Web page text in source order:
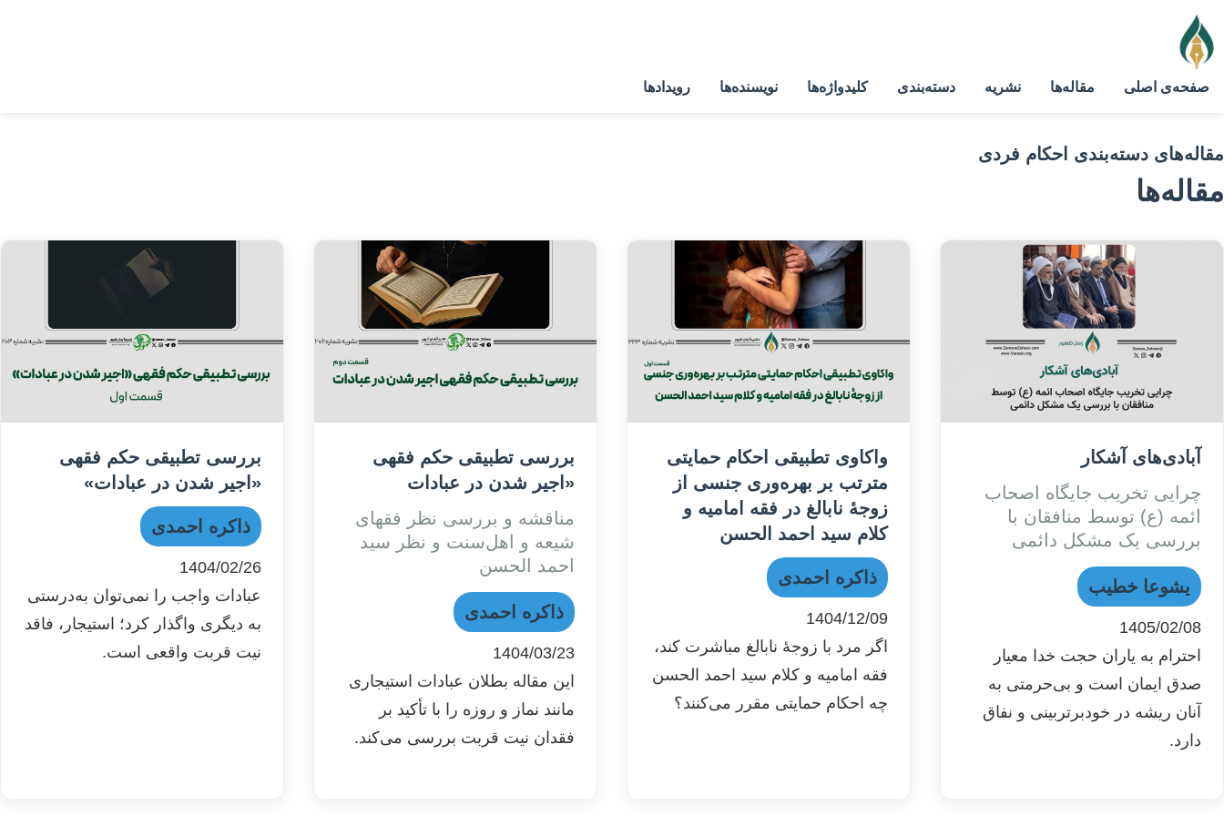
صفحه‌ی اصلی مقاله‌ها نشریه دسته‌بندی کلیدواژه‌ها نویسنده‌ها رویدادها
مقاله‌های دسته‌بندی احکام فردی
مقاله‌ها
آبادی‌های آشکار
چرایی تخریب جایگاه اصحاب
ائمه (ع) توسط منافقان با
بررسی یک مشکل دائمی
یشوعا خطیب
1405/02/08
احترام به یاران حجت خدا معیار
صدق ایمان است و بی‌حرمتی به
آنان ریشه در خودبرتربینی و نفاق
دارد.
واکاوی تطبیقی احکام حمایتی
مترتب بر بهره‌وری جنسی از
زوجۀ نابالغ در فقه امامیه و
کلام سید احمد الحسن
ذاکره احمدی
1404/12/09
اگر مرد با زوجۀ نابالغ مباشرت کند،
فقه امامیه و کلام سید احمد الحسن
چه احکام حمایتی مقرر می‌کنند؟
بررسی تطبیقی حکم فقهی
«اجیر شدن در عبادات
مناقشه و بررسی نظر فقهای
شیعه و اهل‌سنت و نظر سید
احمد الحسن
ذاکره احمدی
1404/03/23
این مقاله بطلان عبادات استیجاری
مانند نماز و روزه را با تأکید بر
فقدان نیت قربت بررسی می‌کند.
بررسی تطبیقی حکم فقهی
«اجیر شدن در عبادات»
ذاکره احمدی
1404/02/26
عبادات واجب را نمی‌توان به‌درستی
به دیگری واگذار کرد؛ استیجار، فاقد
نیت قربت واقعی است.